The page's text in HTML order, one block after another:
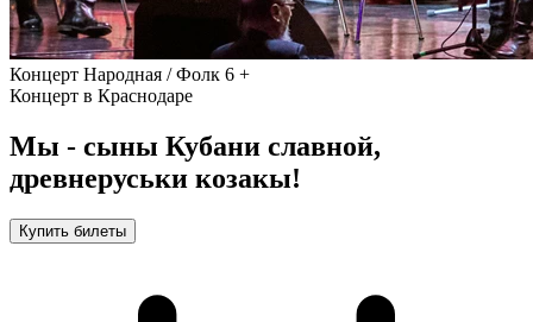
Концерт Народная / Фолк 6 +
Концерт в Краснодаре
Мы - сыны Кубани славной,
древнеруськи козакы!
Купить билеты